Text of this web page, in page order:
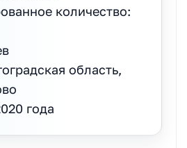
количество:
область,
года